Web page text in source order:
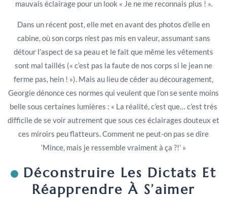
mauvais éclairage pour un look « Je ne me reconnais plus ! ».
Dans un récent post, elle met en avant des photos d’elle en
cabine, où son corps n’est pas mis en valeur, assumant sans
détour l’aspect de sa peau et le fait que même les vêtements
sont mal taillés (« c’est pas la faute de nos corps si le jean ne
ferme pas, hein ! »). Mais au lieu de céder au découragement,
Georgie dénonce ces normes qui veulent que l’on se sente moins
belle sous certaines lumières : « La réalité, c’est que… c’est très
difficile de se voir autrement que sous ces éclairages douteux et
ces miroirs peu flatteurs. Comment ne peut-on pas se dire
‘Mince, mais je ressemble vraiment à ça ?!’ »
Déconstruire Les Dictats Et
Réapprendre À S’aimer